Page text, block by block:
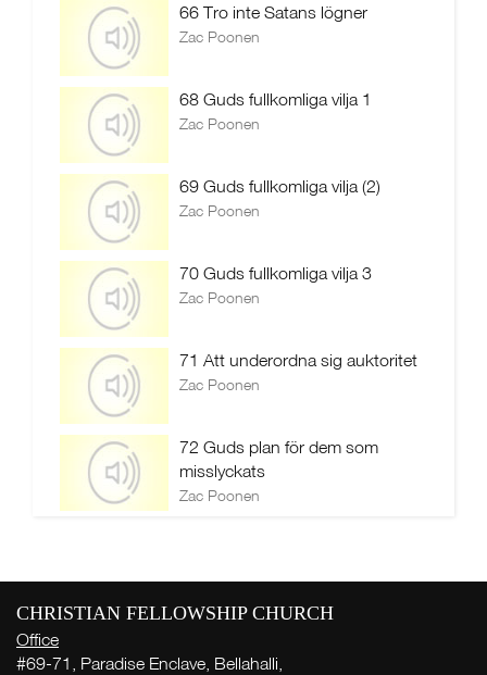
66 Tro inte Satans lögner
Zac Poonen
68 Guds fullkomliga vilja 1
Zac Poonen
69 Guds fullkomliga vilja (2)
Zac Poonen
70 Guds fullkomliga vilja 3
Zac Poonen
71 Att underordna sig auktoritet
Zac Poonen
72 Guds plan för dem som
misslyckats
Zac Poonen
CHRISTIAN FELLOWSHIP CHURCH
Office
#69-71, Paradise Enclave, Bellahalli,